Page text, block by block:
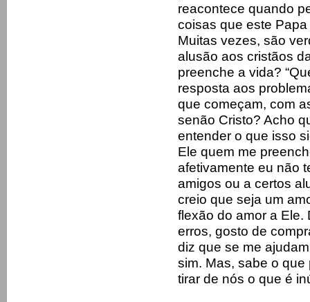
reacontece quando
coisas que este
Muitas vezes, são
alusão aos cristãos
preenche a vida?
resposta aos
que começam, com
senão Cristo? Acho
entender o que isso
Ele quem me
afetivamente eu não
amigos ou a certos
creio que seja um
flexão do amor a Ele.
erros, gosto de
diz que se me
sim. Mas, sabe o
tirar de nós o que é